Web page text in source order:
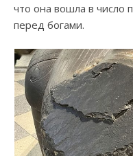
что она вошла в число
перед богами.